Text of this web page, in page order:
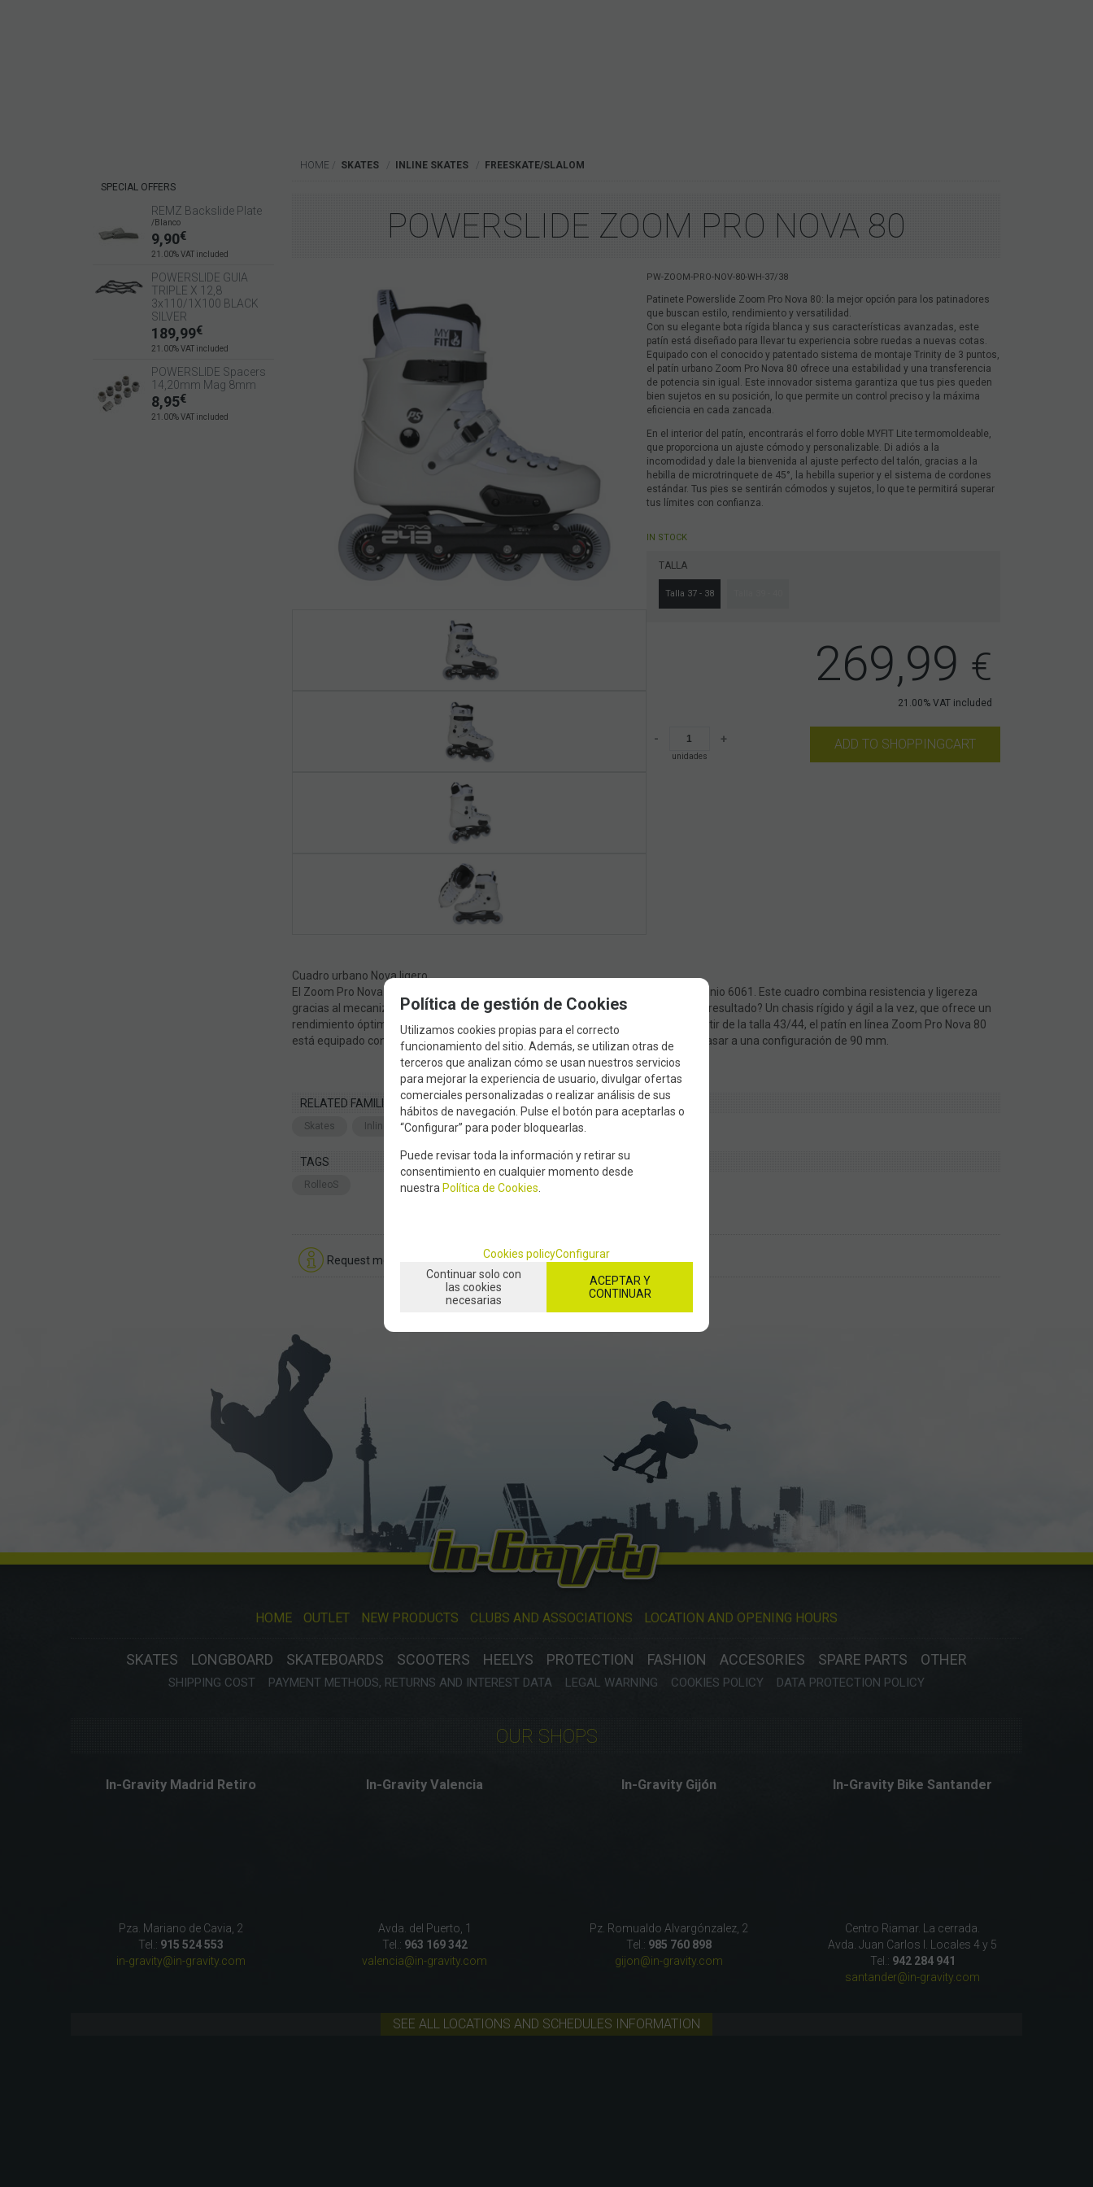
SPECIAL OFFERS
REMZ Backslide Plate
/Blanco
9,90€
21.00%VAT included
POWERSLIDE GUIA
TRIPLE X 12,8
3x110/1X100 BLACK
SILVER
189,99€
21.00%VAT included
POWERSLIDE Spacers
14,20mm Mag 8mm
8,95€
21.00%VAT included
HOME SKATES INLINE SKATES FREESKATE/SLALOM
POWERSLIDE ZOOM PRO NOVA 80
PW-ZOOM-PRO-NOV-80-WH-37/38
Patinete Powerslide Zoom Pro Nova 80: la mejor opción para los patinadores
que buscan estilo, rendimiento y versatilidad.
Con su elegante bota rígida blanca y sus características avanzadas, este
patín está diseñado para llevar tu experiencia sobre ruedas a nuevas cotas.
Equipado con el conocido y patentado sistema de montaje Trinity de 3 puntos,
el patín urbano Zoom Pro Nova 80 ofrece una estabilidad y una transferencia
de potencia sin igual. Este innovador sistema garantiza que tus pies queden
bien sujetos en su posición, lo que permite un control preciso y la máxima
eficiencia en cada zancada.
En el interior del patín, encontrarás el forro doble MYFIT Lite termomoldeable,
que proporciona un ajuste cómodo y personalizable. Di adiós a la
incomodidad y dale la bienvenida al ajuste perfecto del talón, gracias a la
hebilla de microtrinquete de 45°, la hebilla superior y el sistema de cordones
estándar. Tus pies se sentirán cómodos y sujetos, lo que te permitirá superar
tus límites con confianza.
IN STOCK
TALLA
Talla 37 - 38
269,99 €
21.00%VAT included
-
unidades
+ ADD TO SHOPPINGCART
Cuadro urbano Nova ligero
El Zoom Pro Nova 80 cuenta con el nuevo cuadro urbano Nova, fabricado en aluminio 6061. Este cuadro combina resistencia y ligereza
gracias al mecanizado CNC de precisión en el interior de las paredes laterales. ¿El resultado? Un chasis rígido y ágil a la vez, que ofrece un
rendimiento óptimo en diversas superficies. Para los tamaños más grandes, a partir de la talla 43/44, el patín en línea Zoom Pro Nova 80
está equipado con chasis Nova de 275 mm/4x90, lo que ofrece la posibilidad de pasar a una configuración de 90 mm.
RELATED FAMILIES
Skates Inline Skates Freeskate/Slalom
TAGS
RolleoS
Request more inf Recommend
HOME OUTLET NEW PRODUCTS CLUBS AND ASSOCIATIONS LOCATION AND OPENING HOURS
SKATES LONGBOARD SKATEBOARDS SCOOTERS HEELYS PROTECTION FASHION ACCESORIES SPARE PARTS OTHER
SHIPPING COST PAYMENT METHODS, RETURNS AND INTEREST DATA LEGAL WARNING COOKIES POLICY DATA PROTECTION POLICY
OUR SHOPS
In-Gravity Madrid Retiro
Pza. Mariano de Cavia, 2
Tel.: 915 524 553
in-gravity@in-gravity.com
In-Gravity Valencia
Avda. del Puerto, 1
Tel.: 963 169 342
valencia@in-gravity.com
In-Gravity Gijón
Pz. Romualdo Alvargónzalez, 2
Tel.: 985 760 898
gijon@in-gravity.com
In-Gravity Bike Santander
Centro Riamar. La cerrada.
Avda. Juan Carlos I. Locales 4 y 5
Tel.: 942 284 941
santander@in-gravity.com
SEE ALL LOCATIONS AND SCHEDULES INFORMATION
Política de gestión de Cookies
Utilizamos cookies propias para el correcto
funcionamiento del sitio. Además, se utilizan otras de
terceros que analizan cómo se usan nuestros servicios
para mejorar la experiencia de usuario, divulgar ofertas
comerciales personalizadas o realizar análisis de sus
hábitos de navegación. Pulse el botón para aceptarlas o
“Configurar” para poder bloquearlas.
Puede revisar toda la información y retirar su
consentimiento en cualquier momento desde
nuestra Política de Cookies
Cookies policyConfigurar
Continuar solo con
las cookies
necesarias
ACEPTAR Y
CONTINUAR